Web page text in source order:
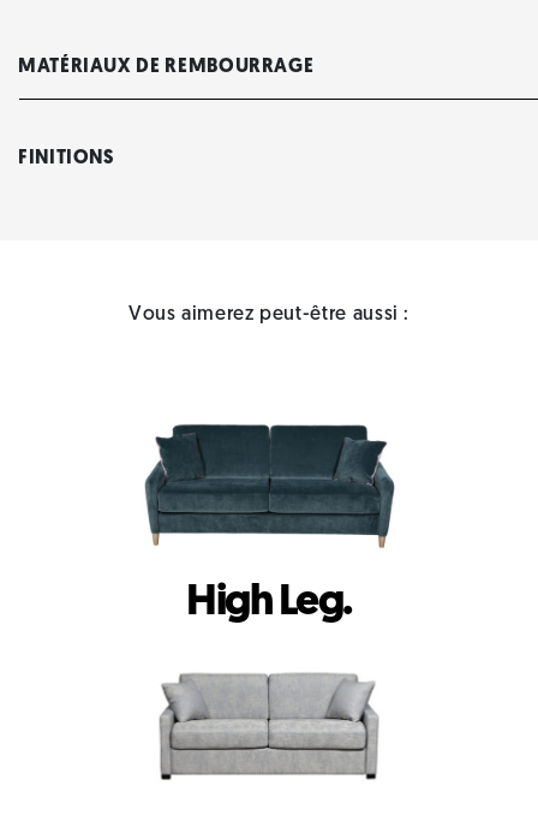
MATÉRIAUX DE REMBOURRAGE
FINITIONS
Vous aimerez peut-être aussi :
High Leg.